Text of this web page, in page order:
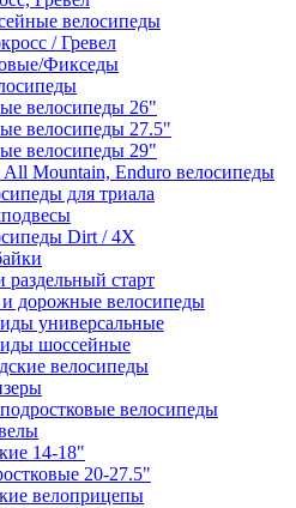
велосипеды
/ Гревел
Фикседы
велосипеды 26"
велосипеды 27.5"
велосипеды 29"
All Mountain, Enduro велосипеды
для триала
Dirt / 4X
раздельный старт
и дорожные велосипеды
универсальные
шоссейные
велосипеды
велосипеды
14-18"
20-27.5"
велоприцепы